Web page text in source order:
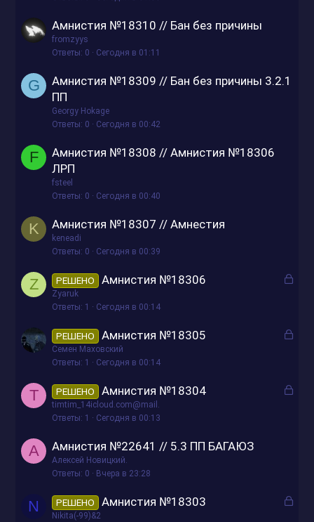
Амнистия №18310 // Бан без причины
fromzyys
Ответы 0 Сегодня в 01:11
G
Амнистия №18309 // Бан без причины 3.2.1
ПП
Georgy Hokage
Ответы 0 Сегодня в 00:42
F
Амнистия №18308 // Амнистия №18306
ЛРП
fsteel
Ответы 0 Сегодня в 00:40
K Амнистия №18307 // Амнестия
keneadi
Ответы 0 Сегодня в 00:39
Z
З
ы
РЕШЕНО Амнистия №18306
Zyaruk
Ответы 1 Сегодня в 00:14
З
ы
РЕШЕНО Амнистия №18305
Семен Маховский
Ответы 1 Сегодня в 00:14
T
З
РЕШЕНО Амнистия №18304
timtim_14icloud.com@mail.
Ответы 1 Сегодня в 00:13
А Амнистия №22641 // 5.3 ПП БАГАЮЗ
Алексей Новицкий.
Ответы 0 Вчера в 23:28
N
З
РЕШЕНО Амнистия №18303
Nikita(-99)&2